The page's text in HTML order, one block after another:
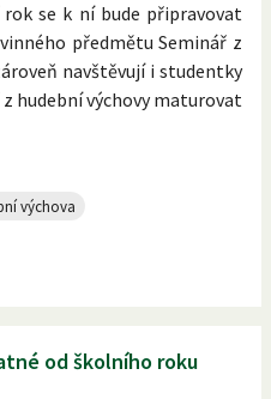
rok se k ní bude připravovat
předmětu Seminář z
navštěvují i studentky
hudební výchovy maturovat
výchova
od školního roku